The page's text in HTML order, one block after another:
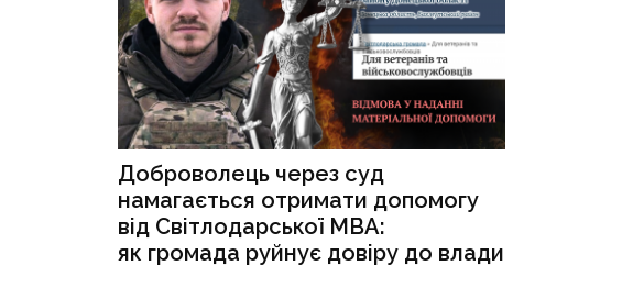
Доброволець через суд
намагається отримати допомогу
від Світлодарської МВА:
як громада руйнує довіру до влади